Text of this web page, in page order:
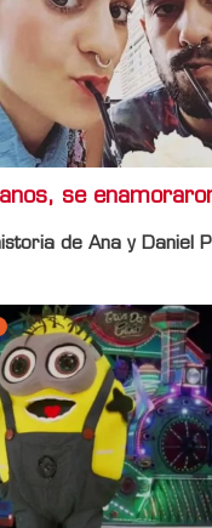
se
de Ana y Daniel